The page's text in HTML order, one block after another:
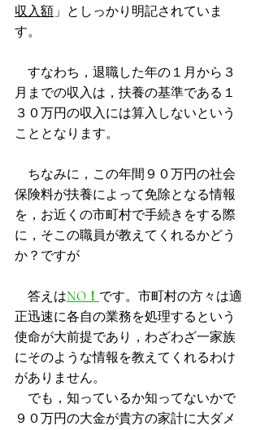
収入額」としっかり明記されていま
す。
すなわち，退職した年の１月から３
月までの収入は，扶養の基準である１
３０万円の収入には算入しないという
こととなります。
ちなみに，この年間９０万円の社会
保険料が扶養によって免除となる情報
を，お近くの市町村で手続きをする際
に，そこの職員が教えてくれるかどう
か？ですが
答えはNO！ です。市町村の方々は適
正迅速に各自の業務を処理するという
使命が大前提であり，わざわざ一家族
にそのような情報を教えてくれるわけ
がありません。
でも，知っているか知ってないかで
９０万円の大金が貴方の家計に大ダメ